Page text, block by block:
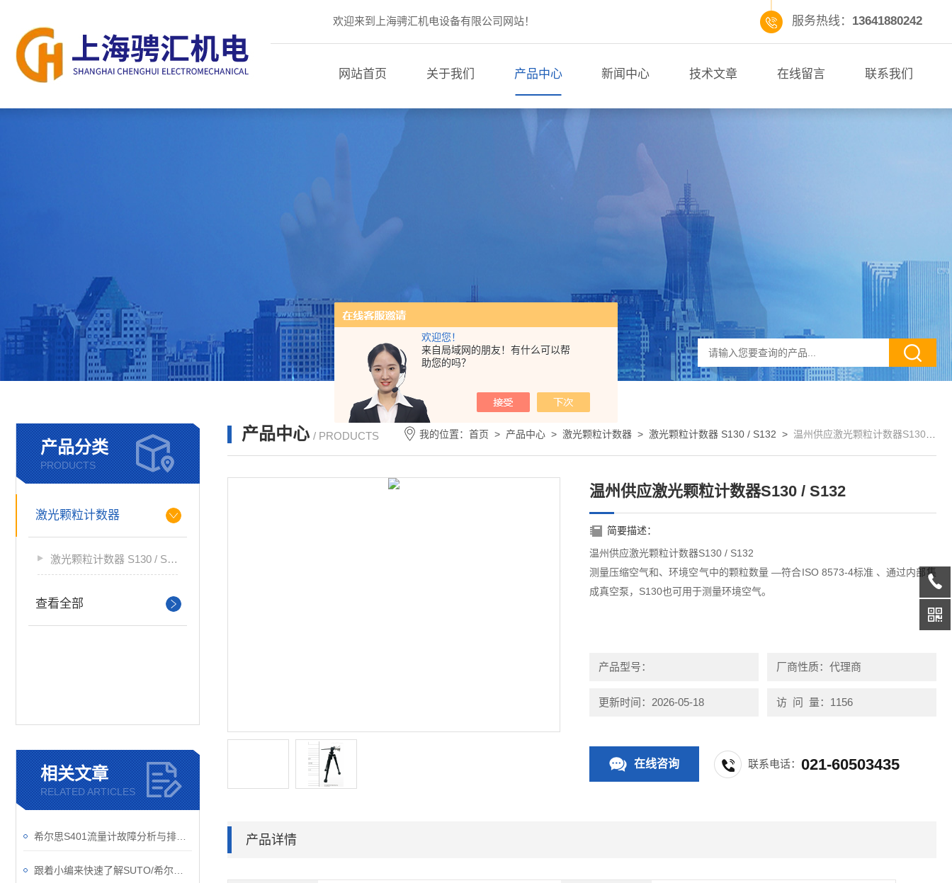
欢迎您！
来自局域网的朋友！有什么可以帮
助您的吗？
欢迎来到上海骋汇机电设备有限公司网站！ 服务热线： 13641880242
网站首页 关于我们 产品中心 新闻中心 技术文章 在线留言 联系我们
产品分类
PRODUCTS
激光颗粒计数器
激光颗粒计数器 S130 / S132
查看全部
相关文章
RELATED ARTICLES
产品中心 / PRODUCTS 我的位置：首页 > 产品中心 >激光颗粒计数器 >激光颗粒计数器 S130 / S132 >温州供应激光颗粒计数器S130 / S132
温州供应激光颗粒计数器S130 / S132
简要描述：
温州供应激光颗粒计数器S130 / S132
测量压缩空气和、环境空气中的颗粒数量 —符合ISO 8573-4标准 、通过内部集
成真空泵，S130也可用于测量环境空气。
产品型号： 厂商性质：代理商
更新时间：2026-05-18 访 问 量：1156
在线咨询 联系电话：021-60503435
产品详情